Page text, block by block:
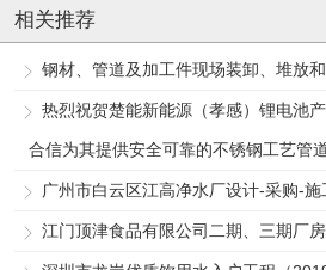
相关推荐
钢材、管道及加工件现场装卸、堆放
热烈祝贺楚能新能源（孝感）锂电池
合信为其提供安全可靠的不锈钢工艺管
广州市白云区江高净水厂设计-采购-施
江门顶津食品有限公司二期、三期厂